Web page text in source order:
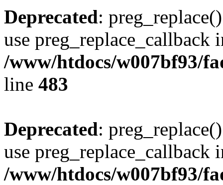
Deprecated:
use preg_replace_callback
/www/htdocs/w007bf93/
line 483
Deprecated:
use preg_replace_callback
/www/htdocs/w007bf93/